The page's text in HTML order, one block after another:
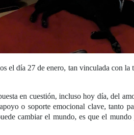
el día 27 de enero, tan vinculada con la
en cuestión, incluso hoy día, del
o soporte emocional clave, tanto
cambiar el mundo, es que el mundo